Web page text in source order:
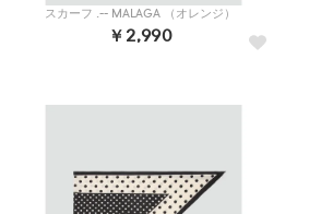
スカーフ .-- MALAGA （オレンジ）
￥2,990